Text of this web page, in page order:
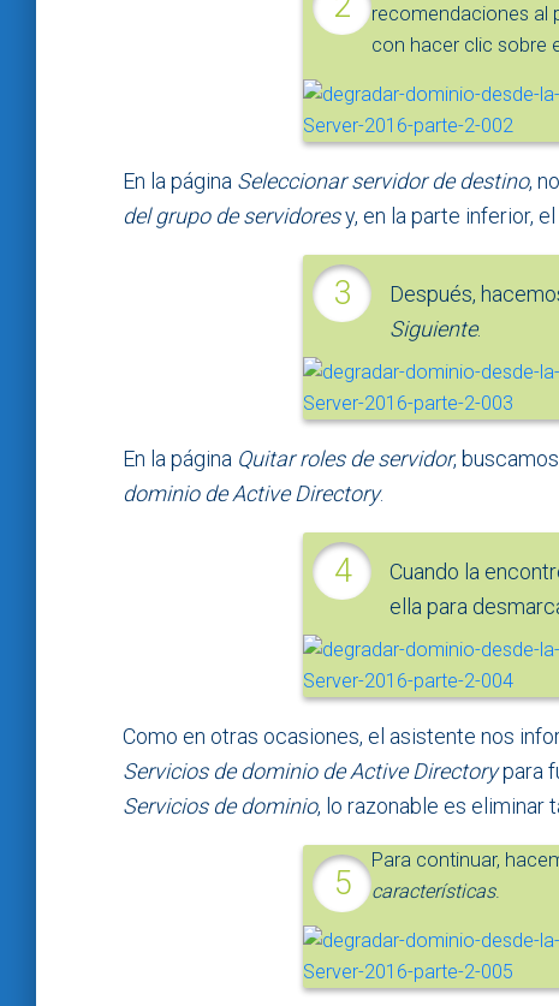
recomendaciones al
con hacer clic sobre
En la página Seleccionar servidor de destino,
del grupo de servidoresy, en la parte inferior,
Después,
Siguiente.
En la página Quitar roles de servidor,
dominio de Active Directory.
Cuando la
ella para
Como en otras ocasiones, el asistente nos
Servicios de dominio de Active Directorypara
Servicios de dominio, lo razonable es eliminar
Para continuar,
características.